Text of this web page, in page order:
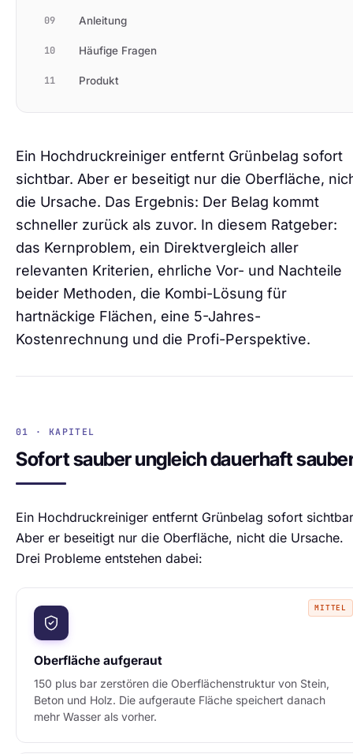
09 Anleitung
10 Häufige Fragen
11 Produkt
Ein Hochdruckreiniger entfernt Grünbelag sofort
sichtbar. Aber er beseitigt nur die Oberfläche,
die Ursache. Das Ergebnis: Der Belag kommt
schneller zurück als zuvor. In diesem Ratgeber:
das Kernproblem, ein Direktvergleich aller
relevanten Kriterien, ehrliche Vor- und Nachteile
beider Methoden, die Kombi-Lösung für
hartnäckige Flächen, eine 5-Jahres-
Kostenrechnung und die Profi-Perspektive.
01 · KAPITEL
Sofort sauber ungleich dauerhaft
Ein Hochdruckreiniger entfernt Grünbelag sofort
Aber er beseitigt nur die Oberfläche, nicht die Ursache.
Drei Probleme entstehen dabei:
MITTEL
Oberfläche aufgeraut
150 plus bar zerstören die Oberflächenstruktur von Stein,
Beton und Holz. Die aufgeraute Fläche speichert danach
mehr Wasser als vorher.